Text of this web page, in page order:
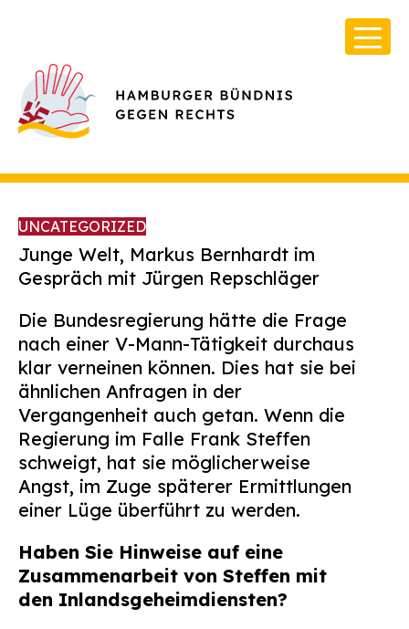
Infos & Broschüren
Archiv
Kontakt
Suchen
nach:
UNCATEGORIZED
Junge Welt, Markus Bernhardt im
Gespräch mit Jürgen Repschläger
Die Bundesregierung hätte die Frage
nach einer V-Mann-Tätigkeit durchaus
klar verneinen können. Dies hat sie bei
ähnlichen Anfragen in der
Vergangenheit auch getan. Wenn die
Regierung im Falle Frank Steffen
schweigt, hat sie möglicherweise
Angst, im Zuge späterer Ermittlungen
einer Lüge überführt zu werden.
Haben Sie Hinweise auf eine
Zusammenarbeit von Steffen mit
den Inlandsgeheimdiensten?